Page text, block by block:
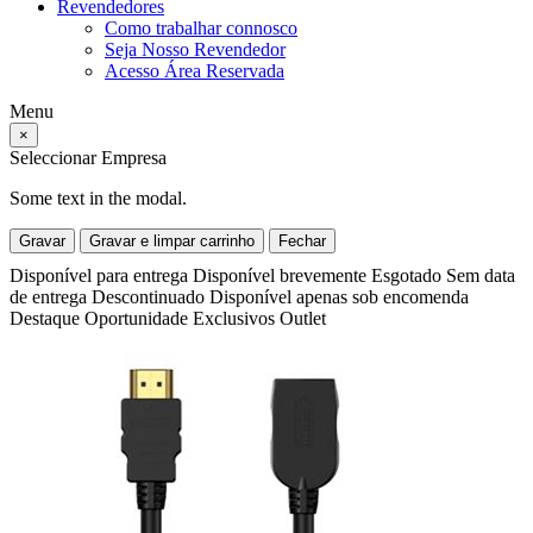
Revendedores
Como trabalhar connosco
Seja Nosso Revendedor
Acesso Área Reservada
Menu
×
Seleccionar Empresa
Some text in the modal.
Gravar Gravar e limpar carrinho Fechar
Disponível para entrega Disponível brevemente Esgotado Sem data
de entrega Descontinuado Disponível apenas sob encomenda
Destaque Oportunidade Exclusivos Outlet